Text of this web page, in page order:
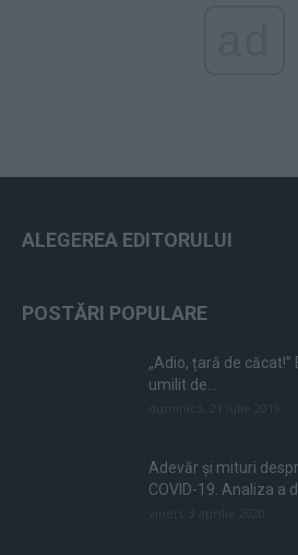
ALEGEREA EDITORULUI
POSTĂRI POPULARE
„Adio, țară de
umilit de...
Adevăr și mituri
COVID-19. Analiza a